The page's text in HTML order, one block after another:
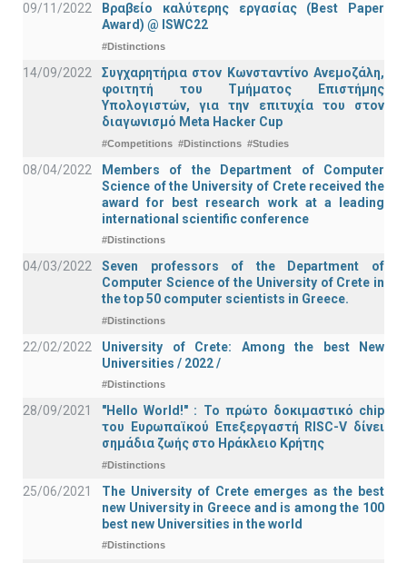
09/11/2022
Βραβείο καλύτερης εργασίας (Best Paper
Award) @ ISWC22
#Distinctions
14/09/2022
Συγχαρητήρια στον Κωνσταντίνο Ανεμοζάλη,
φοιτητή του Τμήματος Επιστήμης
Υπολογιστών, για την επιτυχία του στον
διαγωνισμό Meta Hacker Cup
#Competitions #Distinctions #Studies
08/04/2022
Members of the Department of Computer
Science of the University of Crete received the
award for best research work at a leading
international scientific conference
#Distinctions
04/03/2022
Seven professors of the Department of
Computer Science of the University of Crete in
the top 50 computer scientists in Greece.
#Distinctions
22/02/2022
University of Crete: Among the best New
Universities / 2022 /
#Distinctions
28/09/2021
"Hello World!" : Το πρώτο δοκιμαστικό chip
του Ευρωπαϊκού Επεξεργαστή RISC-V δίνει
σημάδια ζωής στο Ηράκλειο Κρήτης
#Distinctions
25/06/2021
The University of Crete emerges as the best
new University in Greece and is among the 100
best new Universities in the world
#Distinctions